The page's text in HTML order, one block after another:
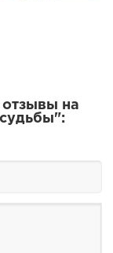
отзывы на